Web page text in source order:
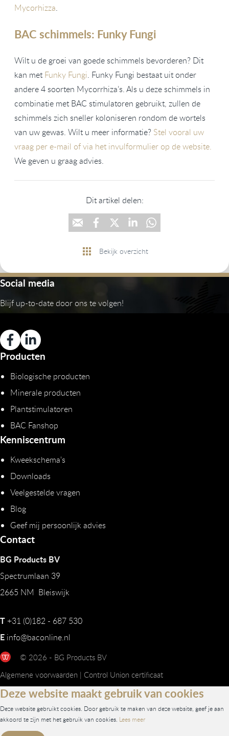
Mycorhizza.
BAC schimmels: Funky Fungi
Wilt u de groei van goede schimmels bevorderen? Dit
kan metFunky Fungi. Funky Fungi bestaat uit onder
andere 4 soorten Mycorrhiza’s. Als u deze schimmels in
combinatie met BAC stimulatoren gebruikt, zullen de
schimmels zich sneller koloniseren rondom de wortels
van uw gewas. Wilt u meer informatie? Stel vooral uw
vraag per e-mail of via het invulformulier op de website.
We geven u graag advies.
Dit artikel delen:
Bekijk overzicht
Social media
Blijf up-to-date door ons te volgen!
Producten
Biologische producten
Minerale producten
Plantstimulatoren
BAC Fanshop
Kenniscentrum
Kweekschema's
Downloads
Veelgestelde vragen
Blog
Geef mij persoonlijk advies
Contact
BG Products BV
Spectrumlaan 39
2665 NM Bleiswijk
T+31 (0)182 - 687 530
E info@baconline.nl
© 2026 - BG Products BV
Algemene voorwaarden | Control Union certificaat
Deze website maakt gebruik van cookies
Deze website gebruikt cookies. Door gebruik te maken van deze website, geef je aan
akkoord te zijn met het gebruik van cookies. Lees meer